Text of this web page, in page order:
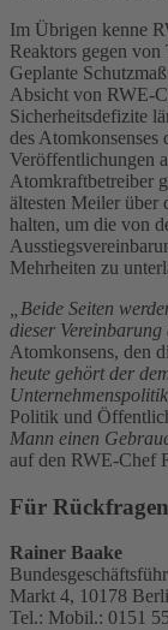
Im Übrigen kenne
Reaktors gegen von
Geplante
Absicht von RWE-
Sicherheitsdefizite
des
Veröffentlichungen
Atomkraftbetreiber
ältesten Meiler über
halten, um die von
Mehrheiten zu
„Beide Seiten
dieser
Atomkonsens, den
heute gehört der
Politik und
Mann einen
auf den RWE-Chef
Für Rückfragen
Rainer Baake
Markt 4, 10178
Tel.: Mobil.: 0151